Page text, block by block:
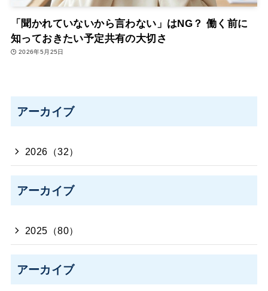
「聞かれていないから言わない」はNG？ 働く前に
知っておきたい予定共有の大切さ
2026年5月25日
アーカイブ
2026（32）
アーカイブ
2025（80）
アーカイブ